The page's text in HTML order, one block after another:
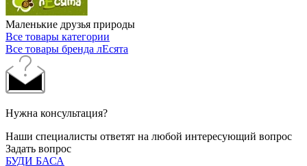
Маленькие друзья природы
Все товары категории
Все товары бренда лЕсята
Нужна консультация?
Наши специалисты ответят на любой интересующий вопрос
Задать вопрос
БУДИ БАСА